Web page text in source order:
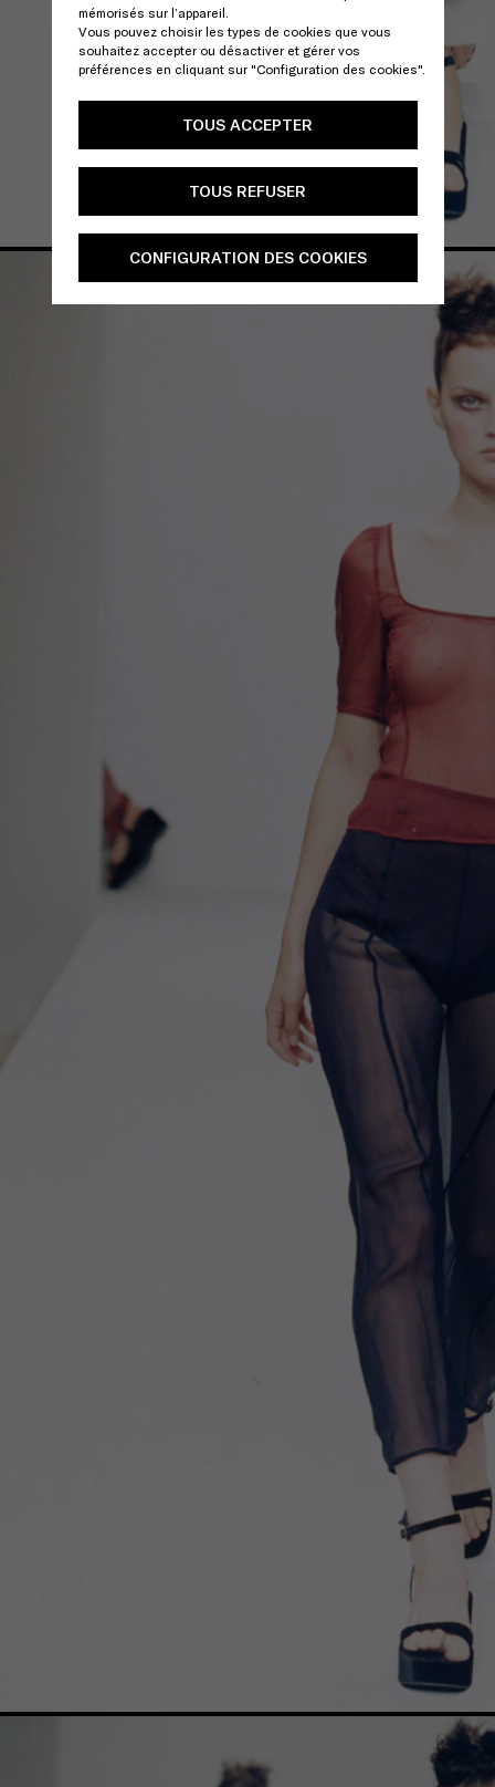
mémorisés sur l’appareil.
Vous pouvez choisir les types de cookies que vous
souhaitez accepter ou désactiver et gérer vos
préférences en cliquant sur "Configuration des cookies".
TOUS ACCEPTER
TOUS REFUSER
CONFIGURATION DES COOKIES